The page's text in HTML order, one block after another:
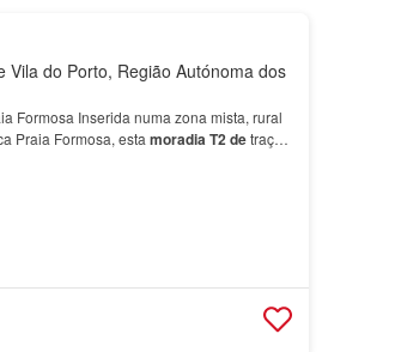
do Porto, Região Autónoma dos
Formosa Inserida numa zona mista, rural
Praia Formosa, esta moradiaT2detraça